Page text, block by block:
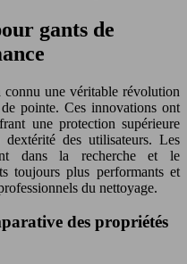
gants de
connu une véritable révolution
pointe. Ces innovations ont
une protection supérieure
des utilisateurs. Les
dans la recherche et le
toujours plus performants et
du nettoyage.
des propriétés